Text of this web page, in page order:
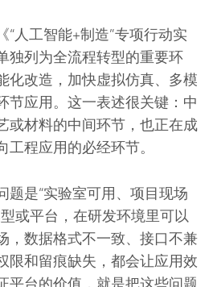
人工智能+制造”专项行动实
独列为全流程转型的重要环
化改造，加快虚拟仿真、多模
节应用。这一表述很关键：中
或材料的中间环节，也正在成
程应用的必经环节。
题是“实验室可用、项目现场
或平台，在研发环境里可以
，数据格式不一致、接口不兼
限和留痕缺失，都会让应用效